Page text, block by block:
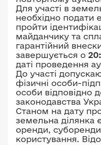
Для участі в
необхідно подати
пройти
майданчику та
гарантійний
завершується о
даті проведення
До участі
фізичні особи-
особи відповідно
законодавства
Станом на дату
земельна ділянка
оренди,
користування.